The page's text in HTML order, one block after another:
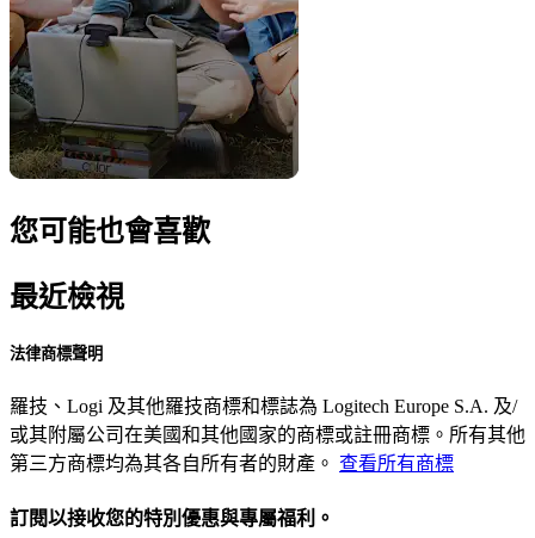
您可能也會喜歡
最近檢視
法律商標聲明
羅技、Logi 及其他羅技商標和標誌為 Logitech Europe S.A. 及/
或其附屬公司在美國和其他國家的商標或註冊商標。所有其他
第三方商標均為其各自所有者的財產。 查看所有商標
訂閱以接收您的特別優惠與專屬福利。